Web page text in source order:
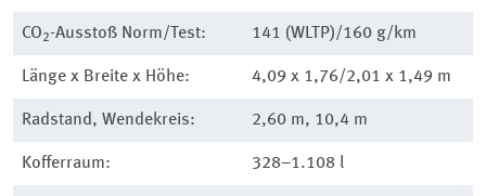
CO2-Ausstoß Norm/Test: 141 (WLTP)/160 g/km
Länge x Breite x Höhe: 4,09 x 1,76/2,01 x 1,49 m
Radstand, Wendekreis: 2,60 m, 10,4 m
Kofferraum: 328–1.108 l